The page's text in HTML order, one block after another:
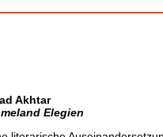
Akhtar
Elegien